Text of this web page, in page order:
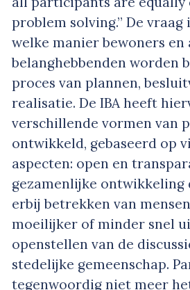
problem solving.” De vraag
welke manier bewoners en
belanghebbenden worden
proces van plannen,
realisatie. De IBA heeft
verschillende vormen van
ontwikkeld, gebaseerd op
aspecten: open en
gezamenlijke ontwikkeling
erbij betrekken van
moeilijker of minder snel
openstellen van de
stedelijke gemeenschap.
tegenwoordig niet meer